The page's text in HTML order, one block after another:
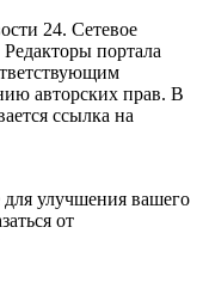
24. Сетевое
портала
авторских прав. В
ссылка на
улучшения вашего
от